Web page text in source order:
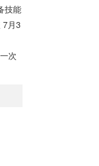
技能
7月3
次